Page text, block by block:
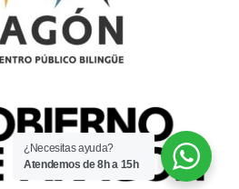
¿Necesitas ayuda?
Atendemos de 8h a 15h